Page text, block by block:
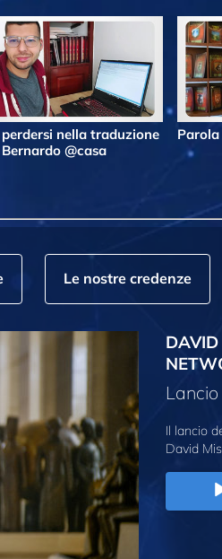
nella traduzione
@casa
Parola
Le nostre credenze
DAVID
Il lancio
David